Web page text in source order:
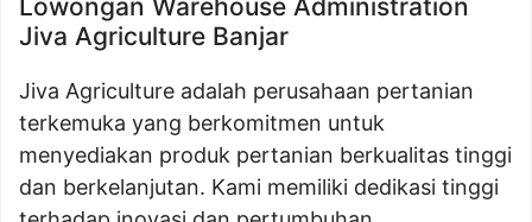
Lowongan Warehouse Administration
Jiva Agriculture Banjar
Jiva Agriculture adalah perusahaan pertanian
terkemuka yang berkomitmen untuk
menyediakan produk pertanian berkualitas tinggi
dan berkelanjutan. Kami memiliki dedikasi tinggi